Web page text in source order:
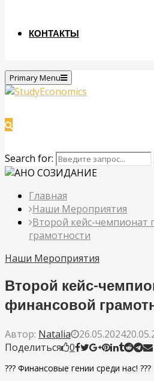
КОНТАКТЫ
Primary Menu
Search for:
Главная
Наши Мероприятия
Второй кейс-чемпионат
грамотности
Наши Мероприятия
Второй кейс-
финансовой
Автор: Natalia 26.05.2024
Поделиться
0
??? Финансовые гении среди нас! ???